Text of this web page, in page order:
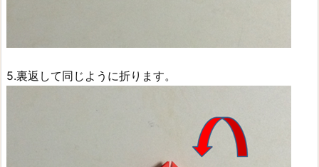
5.裏返して同じように折ります。